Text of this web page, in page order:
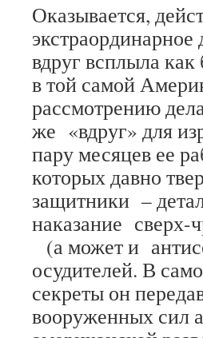
Оказывается,
вдруг всплыла как
в той самой
рассмотрению
же «вдруг» для
пару месяцев ее
которых давно
защитники –
наказание сверх-
(а может и
осудителей. В
секреты он
вооруженных сил